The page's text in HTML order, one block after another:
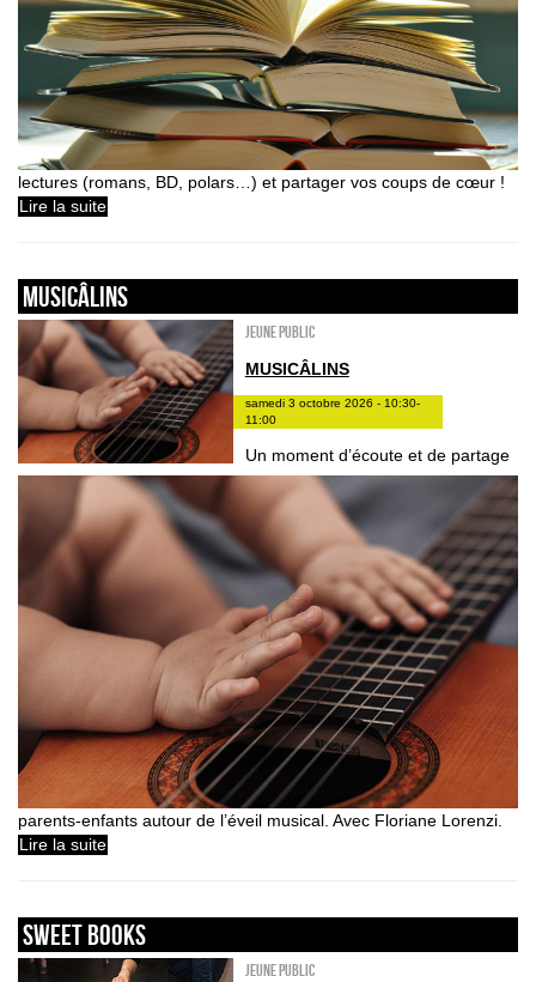
lectures (romans, BD, polars…) et partager vos coups de cœur !
Lire la suite
Musicâlins
Jeune public
MUSICÂLINS
samedi 3 octobre 2026 - 10:30-
11:00
Un moment d’écoute et de partage
parents-enfants autour de l’éveil musical. Avec Floriane Lorenzi.
Lire la suite
sweet books
Jeune public